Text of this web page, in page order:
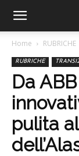
Home RUBRICHE
RUBRICHE
Da
pulita